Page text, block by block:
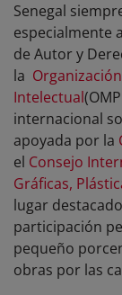
Senegal
especialmente
de Autor y
la
Intelectual
internacional
apoyada por la
el Consejo
Gráficas,
lugar
participación
pequeño
obras por las